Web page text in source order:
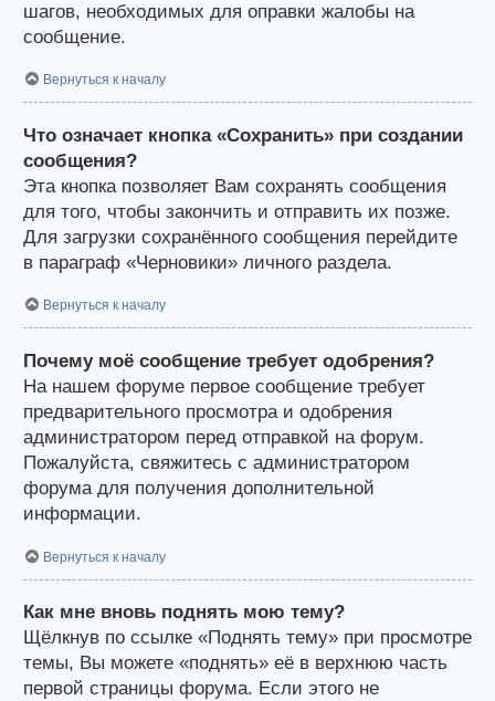
шагов, необходимых для оправки жалобы на
сообщение.
Вернуться к началу
Что означает кнопка «Сохранить» при создании
сообщения?
Эта кнопка позволяет Вам сохранять сообщения
для того, чтобы закончить и отправить их позже.
Для загрузки сохранённого сообщения перейдите
в параграф «Черновики» личного раздела.
Вернуться к началу
Почему моё сообщение требует одобрения?
На нашем форуме первое сообщение требует
предварительного просмотра и одобрения
администратором перед отправкой на форум.
Пожалуйста, свяжитесь с администратором
форума для получения дополнительной
информации.
Вернуться к началу
Как мне вновь поднять мою тему?
Щёлкнув по ссылке «Поднять тему» при просмотре
темы, Вы можете «поднять» её в верхнюю часть
первой страницы форума. Если этого не